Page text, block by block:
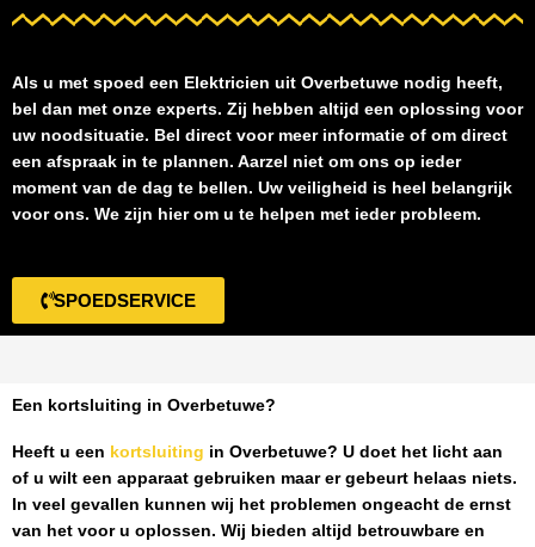
Als u met spoed een Elektricien uit Overbetuwe nodig heeft,
bel dan met onze experts. Zij hebben altijd een oplossing voor
uw noodsituatie. Bel direct voor meer informatie of om direct
een afspraak in te plannen. Aarzel niet om ons op ieder
moment van de dag te bellen. Uw veiligheid is heel belangrijk
voor ons. We zijn hier om u te helpen met ieder probleem.
SPOEDSERVICE
Een kortsluiting in Overbetuwe?
Heeft u een kortsluiting in Overbetuwe? U doet het licht aan
of u wilt een apparaat gebruiken maar er gebeurt helaas niets.
In veel gevallen kunnen wij het problemen ongeacht de ernst
van het voor u oplossen. Wij bieden altijd betrouwbare en